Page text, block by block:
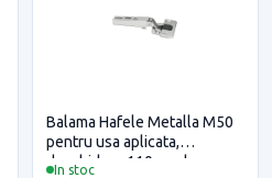
In stoc
Balama Hafele Metalla M50
pentru usa aplicata,
deschidere 110 grade,